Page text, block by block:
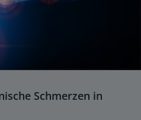
Schmerzen in